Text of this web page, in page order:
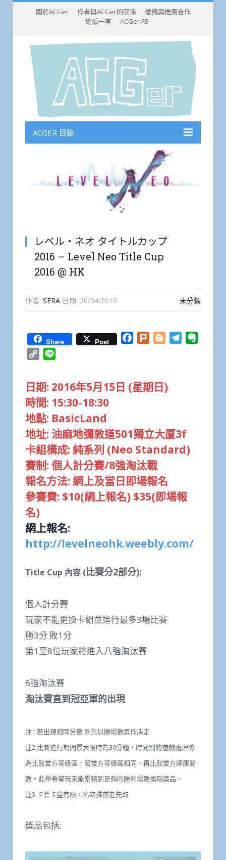
關於ACGer 作者與ACGer的關係
徵稿與推廣合作
總編一言
ACGer FB
ACGER 目錄
レベル・ネオ タイトルカップ
2016 – Level Neo Title Cup
2016 @ HK
作者: SERA 日期: 20/04/2016 未分類
Share Post Facebook
Plurk BloggerTelegram
Copy
日期: 2016年5月15日 (星期日)
時間: 15:30-18:30
地點: BasicLand
地址: 油麻地彌敦道501獨立大厦3f
卡組構成: 純系列 (Neo Standard)
賽制: 個人計分賽/8強淘汰戰
報名方法: 網上及當日即場報名
參賽費: $10(網上報名) $35(即場報
名)
網上報名:
http://levelneohk.weebly.com/
Title Cup 內容 (比賽分2部分):
個人計分賽
玩家不能更換卡組並進行最多3場比賽
勝3分 敗1分
第1至8位玩家將進入八強淘汰賽
8強淘汰賽
淘汰賽直到冠亞軍的出現
注1.若出現相同分數 則先以勝場數再作决定
注2.比賽進行期間最大限時為30分鐘，時間到的遊戲處理將
為比較雙方等級區，若雙方等級區相同，再比較雙方牌庫餘
數。此舉希望玩家能累積到足夠的勝利場數換取獎品。
注3.卡套卡盒有限，名次排前者先取
獎品包括: